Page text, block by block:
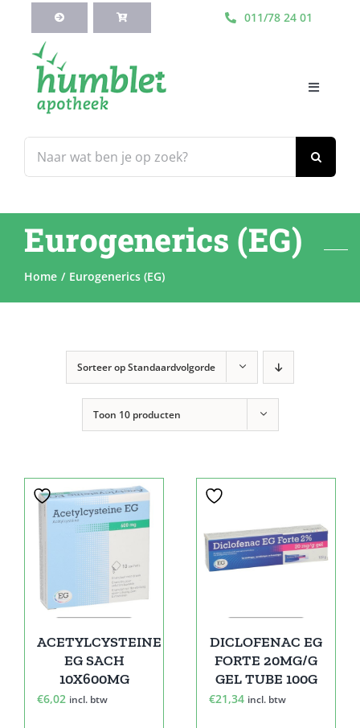
inhoud
011/78 24 01
naar:
Toggle
Webshop
Blog
Eurogenerics (EG)
Home Eurogenerics (EG)
Sorteer opStandaardvolgorde
Toon 10 producten
ACETYLCYSTEINE
EG SACH
10X600MG
€6,02 incl. btw
DICLOFENAC EG
FORTE 20MG/G
GEL TUBE 100G
€21,34 incl. btw